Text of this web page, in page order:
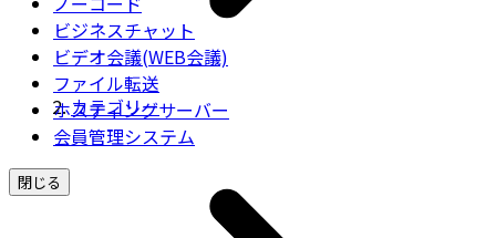
ビジネスチャット
ビデオ会議(WEB会議)
ファイル転送
ホスティングサーバー
会員管理システム
閉じる
カテゴリー